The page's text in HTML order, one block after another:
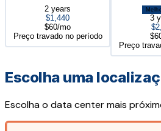
2 years
$1,440
$60/mo
Preço travado no período
3
Preço
Escolha uma
Escolha o data center mais